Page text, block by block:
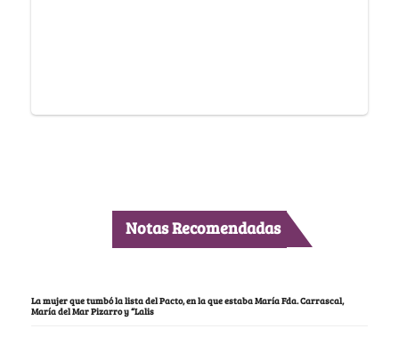
Notas Recomendadas
La mujer que tumbó la lista del Pacto, en la que estaba María Fda. Carrascal,
María del Mar Pizarro y “Lalis